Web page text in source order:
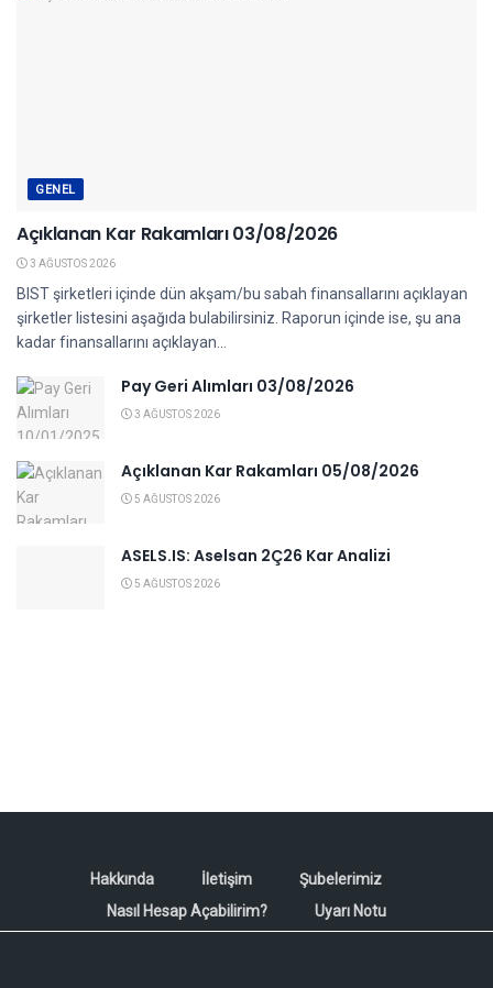
GENEL
Açıklanan Kar Rakamları 03/08/2026
3 AĞUSTOS 2026
BIST şirketleri içinde dün akşam/bu sabah finansallarını açıklayan
şirketler listesini aşağıda bulabilirsiniz. Raporun içinde ise, şu ana
kadar finansallarını açıklayan...
Pay Geri Alımları 03/08/2026
3 AĞUSTOS 2026
Açıklanan Kar Rakamları 05/08/2026
5 AĞUSTOS 2026
ASELS.IS: Aselsan 2Ç26 Kar Analizi
5 AĞUSTOS 2026
Hakkında İletişim
Şubelerimiz
Nasıl Hesap Açabilirim?
Uyarı Notu